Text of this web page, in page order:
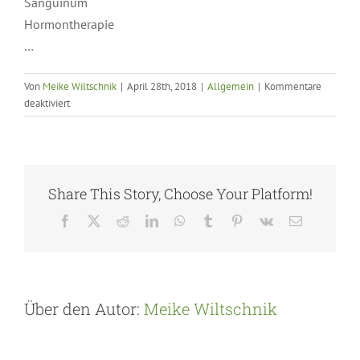
Hormontherapie
…
Von Meike Wiltschnik | April 28th, 2018 | Allgemein | Kommentare
deaktiviertfür
Therapien
Share This Story, Choose Your Platform!
Facebook RedditLinkedInWhatsApp
Tumblr Pinterest
Vk
E-
Über den Autor: Meike Wiltschnik